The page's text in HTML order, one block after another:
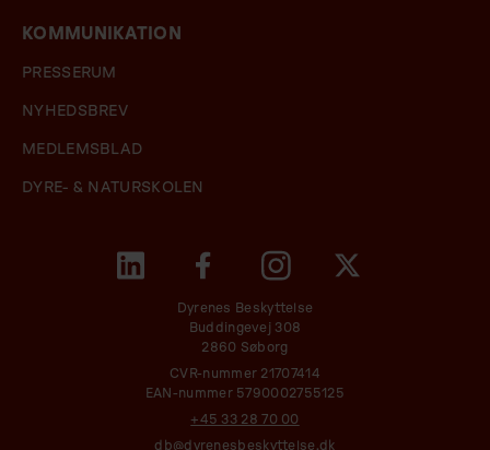
KOMMUNIKATION
PRESSERUM
NYHEDSBREV
MEDLEMSBLAD
DYRE- & NATURSKOLEN
Dyrenes Beskyttelse
Buddingevej 308
2860 Søborg
CVR-nummer 21707414
EAN-nummer 5790002755125
+45 33 28 70 00
db@dyrenesbeskyttelse.dk